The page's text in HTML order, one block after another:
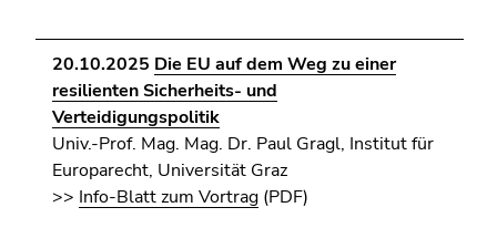
20.10.2025 Die EU auf dem Weg zu einer
resilienten Sicherheits- und
Verteidigungspolitik
Univ.-Prof. Mag. Mag. Dr. Paul Gragl, Institut für
Europarecht, Universität Graz
>> Info-Blatt zum Vortrag (PDF)